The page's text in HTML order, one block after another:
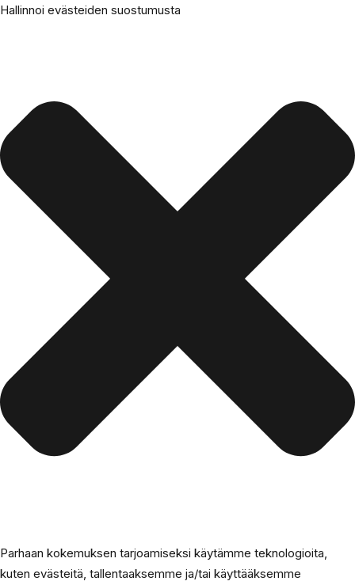
Hallinnoi evästeiden suostumusta
Parhaan kokemuksen tarjoamiseksi käytämme teknologioita,
kuten evästeitä, tallentaaksemme ja/tai käyttääksemme